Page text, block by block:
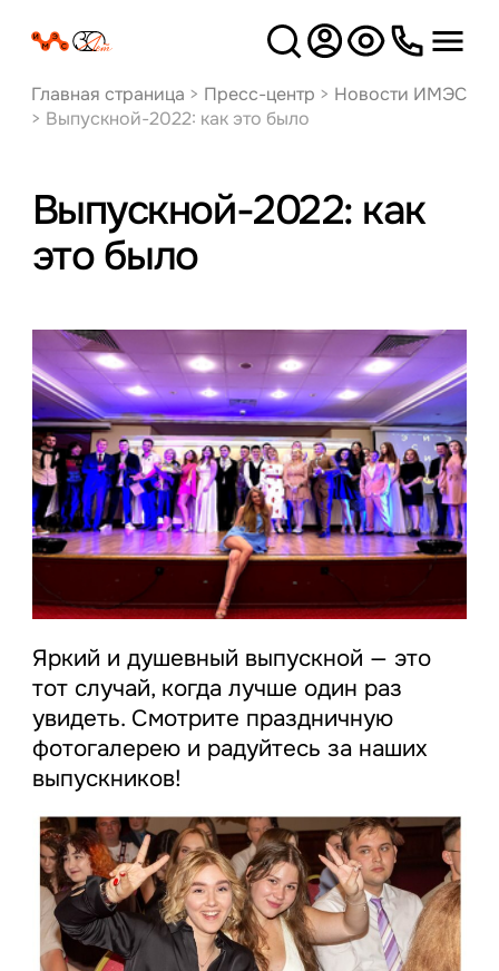
Версия
для слабовидящих
Главная страница > Пресс-центр > Новости ИМЭС
> Выпускной-2022: как это было
Выпускной-2022: как
это было
Яркий и душевный выпускной — это
тот случай, когда лучше один раз
увидеть. Смотрите праздничную
фотогалерею и радуйтесь за наших
выпускников!